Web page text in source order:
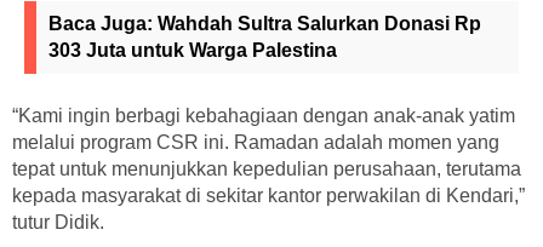
Baca Juga: Wahdah Sultra Salurkan Donasi Rp
303 Juta untuk Warga Palestina
“Kami ingin berbagi kebahagiaan dengan anak-anak yatim
melalui program CSR ini. Ramadan adalah momen yang
tepat untuk menunjukkan kepedulian perusahaan, terutama
kepada masyarakat di sekitar kantor perwakilan di Kendari,”
tutur Didik.